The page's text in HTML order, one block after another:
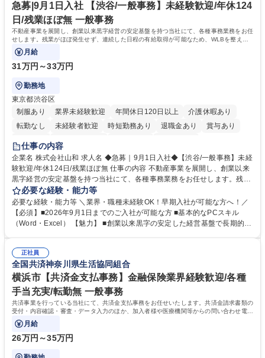
未満のため、無理なく経理として専門性を身につけられる環境です。 学
歴・資格 学歴：大学院 大学 高専 短大 専修学校 高校 語学力： 資格：日商
簿記検定1級 日商簿記検定2級
急募|9月1日入社 【渋谷/一般事務】未経験歓迎/年休124
日/残業ほぼ無 一般事務
不動産事業を展開し、創業以来黒字経営の安定基盤を持つ当社にて、各種事務業務をお任
せします。残業がほぼ発生せず、連続した日程の有給取得が可能なため、WLBを整えた
い方にお勧めの環境です！
月給
31万円～33万円
勤務地
東京都渋谷区
制服あり
業界未経験歓迎 年間休日120日以上
介護休暇あり
転勤なし
未経験者歓迎 時短勤務あり 退職金あり
賞与あり
育休あり
完全週休2日制
仕事の内容
企業名 株式会社山和 求人名 ◆急募｜9月1日入社◆【渋谷/一般事務】未経
験歓迎/年休124日/残業ほぼ無 仕事の内容 不動産事業を展開し、創業以来
黒字経営の安定基盤を持つ当社にて、各種事務業務をお任せします。残業
がほぼ発生せず、連続した日程の有給取得が可能なため、WLBを整えたい
方にお勧めの環境です！ 入社後はOJTを通じて丁寧に研修を行いますの
で、事務未経験の方でも安心して臨むことができます。 【業務詳細】■電
話・来客対応 ■物件の鍵や社内の備品管理 ■データ入力や書類作成 ■契約
必要な経験・能力等
必要な経験・能力等 ＼業界・職種未経験OK！早期入社が可能な方へ！／
【必須】■2026年9月1日までのご入社が可能な方 ■基本的なPCスキル
（Word・Excel） 【魅力】 ■創業以来黒字の安定した経営基盤で長期的に
のOJTで業務を習得可能、未経験でもしっかりサポート 学歴・資格 学
歴：大学院 大学 高専 短大 語学力： 資格：
正社員
全国共済神奈川県生活協同組合
横浜市【共済金支払事務】金融保険業界経験歓迎/各種
手当充実/転勤無 一般事務
共済事業を行っている当社にて、共済金支払事務をお任せいたします。共済金請求書類の
受付・内容確認・審査・データ入力のほか、加入者様や医療機関等からの問い合わせ電話
対応や書類発送等を担当します。
月給
26万円～35万円